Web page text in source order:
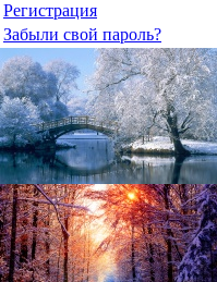
Регистрация
Забыли свой пароль?